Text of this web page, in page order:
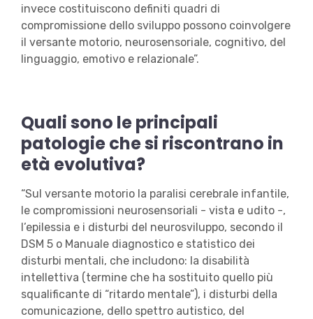
invece costituiscono definiti quadri di
compromissione dello sviluppo possono coinvolgere
il versante motorio, neurosensoriale, cognitivo, del
linguaggio, emotivo e relazionale”.
Quali sono le principali
patologie che si riscontrano in
età evolutiva?
“Sul versante motorio la paralisi cerebrale infantile,
le compromissioni neurosensoriali - vista e udito -,
l’epilessia e i disturbi del neurosviluppo, secondo il
DSM 5 o Manuale diagnostico e statistico dei
disturbi mentali, che includono: la disabilità
intellettiva (termine che ha sostituito quello più
squalificante di “ritardo mentale”), i disturbi della
comunicazione, dello spettro autistico, del